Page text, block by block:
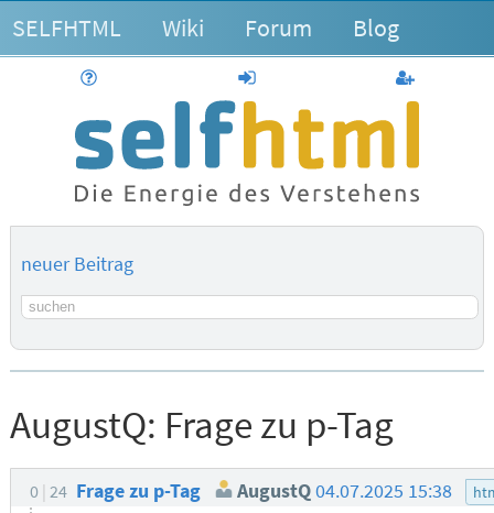
SELFHTML Wiki Forum Blog
anmelden
neuer Beitrag
Suchbegriff
AugustQ: Frage zu p-Tag
0 24 Frage zu p-Tag AugustQ 04.07.2025 15:38